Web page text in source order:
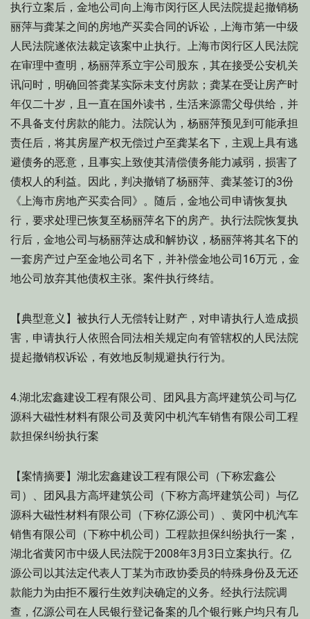
执行立案后，金地公司向上海市闵行区人民法院提起撤销杨
丽萍与龚某之间的房地产买卖合同的诉讼，上海市第一中级
人民法院遂依法裁定该案中止执行。上海市闵行区人民法院
在审理中查明，杨丽萍系立宇公司股东，其在接受公安机关
讯问时，明确回答龚某实际未支付房款；龚某在受让房产时
年仅二十岁，且一直在国外读书，生活来源需父母供给，并
不具备支付房款的能力。法院认为，杨丽萍预见到可能承担
责任后，将其房屋产权无偿过户至龚某名下，主观上具有逃
避债务的恶意，且事实上致使其清偿债务能力减弱，损害了
债权人的利益。因此，判决撤销了杨丽萍、龚某签订的3份
《上海市房地产买卖合同》。随后，金地公司申请恢复执
行，要求处理已恢复至杨丽萍名下的房产。执行法院恢复执
行后，金地公司与杨丽萍达成和解协议，杨丽萍将其名下的
一套房产过户至金地公司名下，并补偿金地公司16万元，金
地公司放弃其他债权主张。案件执行终结。
【典型意义】被执行人无偿转让财产，对申请执行人造成损
害，申请执行人依照合同法相关规定向有管辖权的人民法院
提起撤销权诉讼，有效地反制规避执行行为。
4.湖北宏鑫建设工程有限公司、团风县方高坪建筑公司与亿
源科大磁性材料有限公司及黄冈中机汽车销售有限公司工程
款担保纠纷执行案
【案情摘要】湖北宏鑫建设工程有限公司（下称宏鑫公
司）、团风县方高坪建筑公司（下称方高坪建筑公司）与亿
源科大磁性材料有限公司（下称亿源公司）、黄冈中机汽车
销售有限公司（下称中机公司）工程款担保纠纷执行一案，
湖北省黄冈市中级人民法院于2008年3月3日立案执行。亿
源公司以其法定代表人丁某为市政协委员的特殊身份及无还
款能力为由拒不履行生效判决确定的义务。经执行法院调
查，亿源公司在人民银行登记备案的几个银行账户均只有几